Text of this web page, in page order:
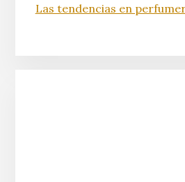
Las tendencias en